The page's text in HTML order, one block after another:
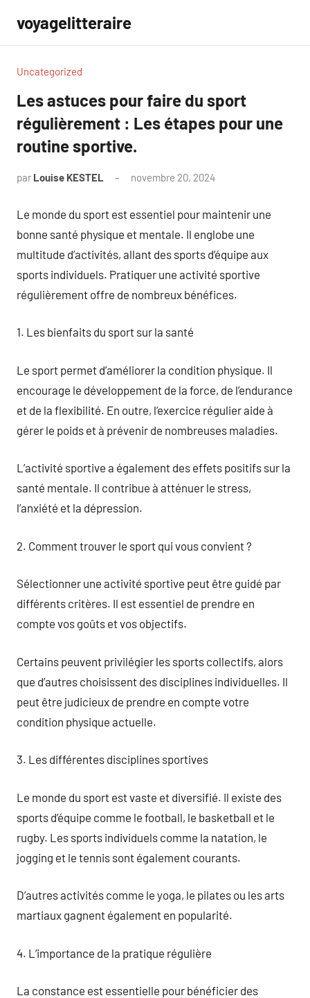
contenu
voyagelitteraire
Uncategorized
Les astuces pour faire du sport
régulièrement : Les étapes pour une
routine sportive.
par Louise KESTEL novembre 20, 2024
Le monde du sport est essentiel pour maintenir une
bonne santé physique et mentale. Il englobe une
multitude d’activités, allant des sports d’équipe aux
sports individuels. Pratiquer une activité sportive
régulièrement offre de nombreux bénéfices.
1. Les bienfaits du sport sur la santé
Le sport permet d’améliorer la condition physique. Il
encourage le développement de la force, de l’endurance
et de la flexibilité. En outre, l’exercice régulier aide à
gérer le poids et à prévenir de nombreuses maladies.
L’activité sportive a également des effets positifs sur la
santé mentale. Il contribue à atténuer le stress,
l’anxiété et la dépression.
2. Comment trouver le sport qui vous convient ?
Sélectionner une activité sportive peut être guidé par
différents critères. Il est essentiel de prendre en
compte vos goûts et vos objectifs.
Certains peuvent privilégier les sports collectifs, alors
que d’autres choisissent des disciplines individuelles. Il
peut être judicieux de prendre en compte votre
condition physique actuelle.
3. Les différentes disciplines sportives
Le monde du sport est vaste et diversifié. Il existe des
sports d’équipe comme le football, le basketball et le
rugby. Les sports individuels comme la natation, le
jogging et le tennis sont également courants.
D’autres activités comme le yoga, le pilates ou les arts
martiaux gagnent également en popularité.
4. L’importance de la pratique régulière
La constance est essentielle pour bénéficier des